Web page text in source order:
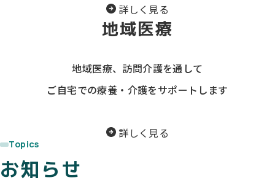
詳しく見る
地域医療
地域医療、訪問介護を通して
ご自宅での療養・介護をサポートします
詳しく見る
Topics
お知らせ